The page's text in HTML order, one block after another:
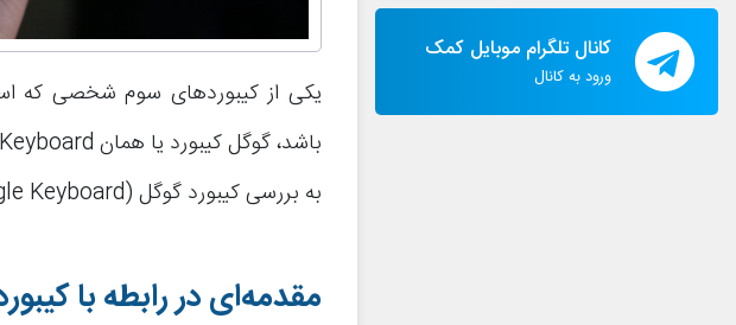
کانال تلگرام موبایل کمک
ورود به کانال
یکی از کیبوردهای سوم شخصی که
به بررسی کیبورد گوگل (Google Keyboard) بپردازیم. با
مقدمه‌ای در رابطه با